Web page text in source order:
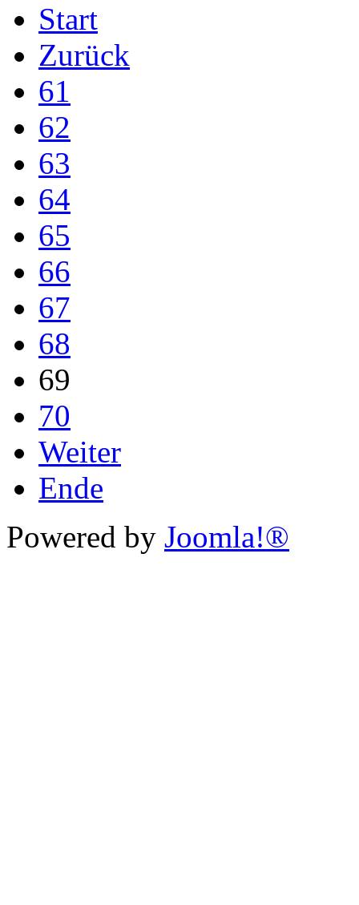
Start
Zurück
61
62
63
64
65
66
67
68
69
70
Weiter
Ende
Powered by Joomla!®